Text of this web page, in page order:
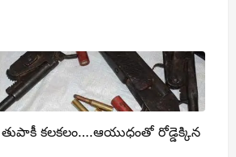
కలకలం….ఆయుధంతో రోడ్డెక్కిన